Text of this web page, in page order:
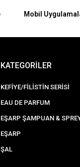
Mobil
KATEGORİLER
KEFİYE/FİLİSTİN SERİSİ
EAU DE PARFUM
EŞARP ŞAMPUAN &
EŞARP
ŞAL